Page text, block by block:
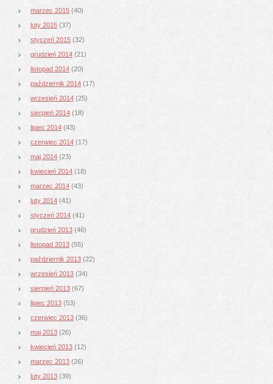
marzec 2015 (40)
luty 2015 (37)
styczeń 2015 (32)
grudzień 2014 (21)
listopad 2014 (20)
październik 2014 (17)
wrzesień 2014 (25)
sierpień 2014 (18)
lipiec 2014 (43)
czerwiec 2014 (17)
maj 2014 (23)
kwiecień 2014 (18)
marzec 2014 (43)
luty 2014 (41)
styczeń 2014 (41)
grudzień 2013 (46)
listopad 2013 (55)
październik 2013 (22)
wrzesień 2013 (34)
sierpień 2013 (67)
lipiec 2013 (53)
czerwiec 2013 (36)
maj 2013 (26)
kwiecień 2013 (12)
marzec 2013 (26)
luty 2013 (39)